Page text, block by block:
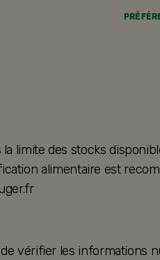
limite des stocks
alimentaire est
vérifier les informations